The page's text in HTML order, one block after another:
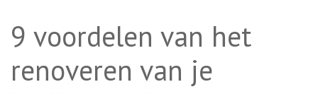
9 voordelen van het
renoveren van je